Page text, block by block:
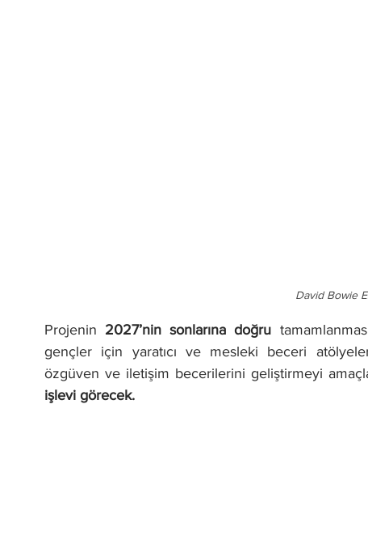
David Bowie
Projenin 2027’nin sonlarına doğru
gençler için yaratıcı ve mesleki beceri
özgüven ve iletişim becerilerini geliştirmeyi
işlevi görecek.